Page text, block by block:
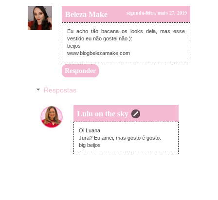
Beleza Make segunda-feira, maio 27, 2019
Eu acho tão bacana os looks dela, mas esse
vestido eu não gostei não ):
beijos
www.blogbelezamake.com
Responder
Respostas
Lulu on the sky
segunda-feira, maio 27, 2019
Oi Luana,
Jura? Eu amei, mas gosto é gosto.
big beijos